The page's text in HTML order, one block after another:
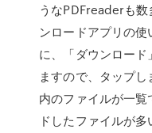
うなPDFreaderも
ンロードアプリの
に、「ダウンロード
ますので、タップ
内のファイルが一
ドしたファイルが